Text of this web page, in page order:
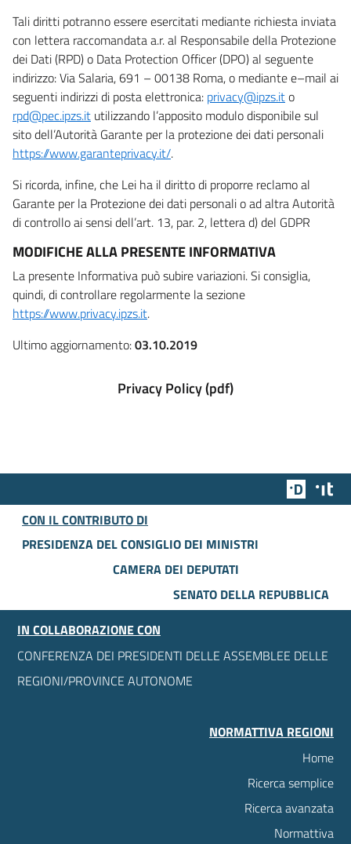
Tali diritti potranno essere esercitati mediante richiesta inviata
con lettera raccomandata a.r. al Responsabile della Protezione
dei Dati (RPD) o Data Protection Officer (DPO) al seguente
indirizzo: Via Salaria, 691 – 00138 Roma, o mediante e–mail ai
seguenti indirizzi di posta elettronica: privacy@ipzs.ito
rpd@pec.ipzs.it utilizzando l’apposito modulo disponibile sul
sito dell’Autorità Garante per la protezione dei dati personali
https://www.garanteprivacy.it/.
Si ricorda, infine, che Lei ha il diritto di proporre reclamo al
Garante per la Protezione dei dati personali o ad altra Autorità
di controllo ai sensi dell’art. 13, par. 2, lettera d) del GDPR
MODIFICHE ALLA PRESENTE INFORMATIVA
La presente Informativa può subire variazioni. Si consiglia,
quindi, di controllare regolarmente la sezione
https://www.privacy.ipzs.it.
Ultimo aggiornamento:03.10.2019
Privacy Policy (pdf)
Team
CON IL CONTRIBUTO DI
PRESIDENZA DEL CONSIGLIO DEI MINISTRI
CAMERA DEI DEPUTATI
SENATO DELLA REPUBBLICA
IN COLLABORAZIONE CON
CONFERENZA DEI PRESIDENTI DELLE ASSEMBLEE DELLE
REGIONI/PROVINCE AUTONOME
NORMATTIVA REGIONI
Home
Ricerca semplice
Ricerca avanzata
Normattiva